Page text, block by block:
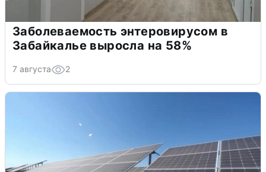
Заболеваемость энтеровирусом в
Забайкалье выросла на 58%
7 августа 2